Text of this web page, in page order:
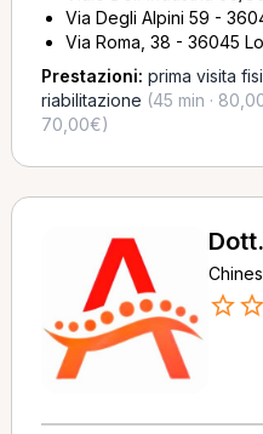
Via Degli Alpini 59 -
Via Roma, 38 - 36045
Prestazioni: prima visita
riabilitazione (45 min ·
70,00€)